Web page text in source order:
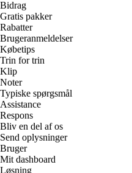
Bidrag
Gratis pakker
Rabatter
Brugeranmeldelser
Købetips
Trin for trin
Klip
Noter
Typiske spørgsmål
Assistance
Respons
Bliv en del af os
Send oplysninger
Bruger
Mit dashboard
Løsning